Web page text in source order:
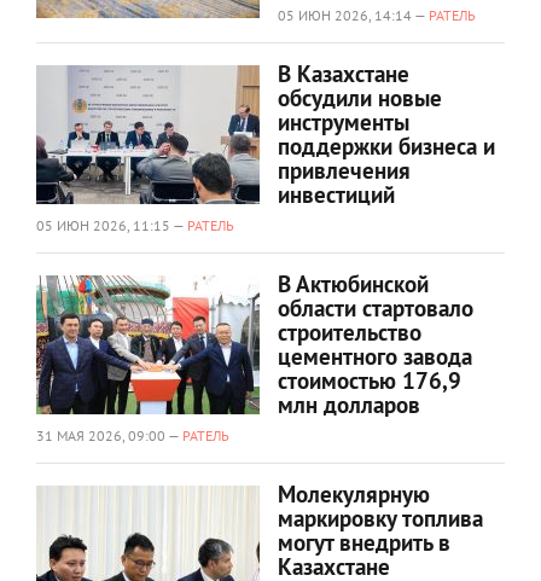
05 ИЮН 2026, 14:14 — РАТЕЛЬ
В Казахстане
обсудили новые
инструменты
поддержки бизнеса и
привлечения
инвестиций
05 ИЮН 2026, 11:15 — РАТЕЛЬ
В Актюбинской
области стартовало
строительство
цементного завода
стоимостью 176,9
млн долларов
31 МАЯ 2026, 09:00 — РАТЕЛЬ
Молекулярную
маркировку топлива
могут внедрить в
Казахстане